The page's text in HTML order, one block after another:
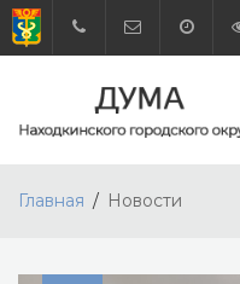
Главная Новости